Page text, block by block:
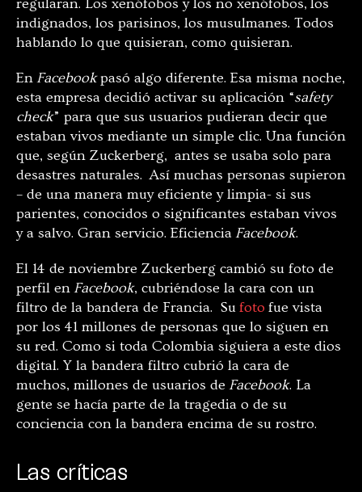
regularan. Los xenófobos y los no xenófobos, los
indignados, los parisinos, los musulmanes. Todos
hablando lo que quisieran, como quisieran.
EnFacebookpasó algo diferente. Esa misma noche,
esta empresa decidió activar su aplicación “safety
check” para que sus usuarios pudieran decir que
estaban vivos mediante un simple clic. Una función
que, según Zuckerberg, antes se usaba solo para
desastres naturales. Así muchas personas supieron
– de una manera muy eficiente y limpia- si sus
parientes, conocidos o significantes estaban vivos
y a salvo. Gran servicio. EficienciaFacebook.
El 14 de noviembre Zuckerberg cambió su foto de
perfil enFacebook, cubriéndose la cara con un
filtro de la bandera de Francia. Sufoto fue vista
por los 41 millones de personas que lo siguen en
su red. Como si toda Colombia siguiera a este dios
digital. Y la bandera filtro cubrió la cara de
muchos, millones de usuarios deFacebook. La
gente se hacía parte de la tragedia o de su
conciencia con la bandera encima de su rostro.
Las críticas